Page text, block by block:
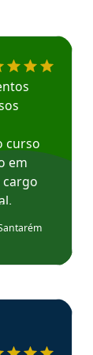
o Aprova
curso
em
na
o Aprova